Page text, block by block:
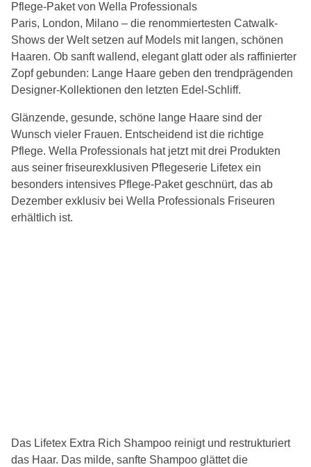
Pflege-Paket von Wella Professionals
Paris, London, Milano – die renommiertesten Catwalk-
Shows der Welt setzen auf Models mit langen, schönen
Haaren. Ob sanft wallend, elegant glatt oder als raffinierter
Zopf gebunden: Lange Haare geben den trendprägenden
Designer-Kollektionen den letzten Edel-Schliff.
Glänzende, gesunde, schöne lange Haare sind der
Wunsch vieler Frauen. Entscheidend ist die richtige
Pflege. Wella Professionals hat jetzt mit drei Produkten
aus seiner friseurexklusiven Pflegeserie Lifetex ein
besonders intensives Pflege-Paket geschnürt, das ab
Dezember exklusiv bei Wella Professionals Friseuren
erhältlich ist.
Das Lifetex Extra Rich Shampoo reinigt und restrukturiert
das Haar. Das milde, sanfte Shampoo glättet die